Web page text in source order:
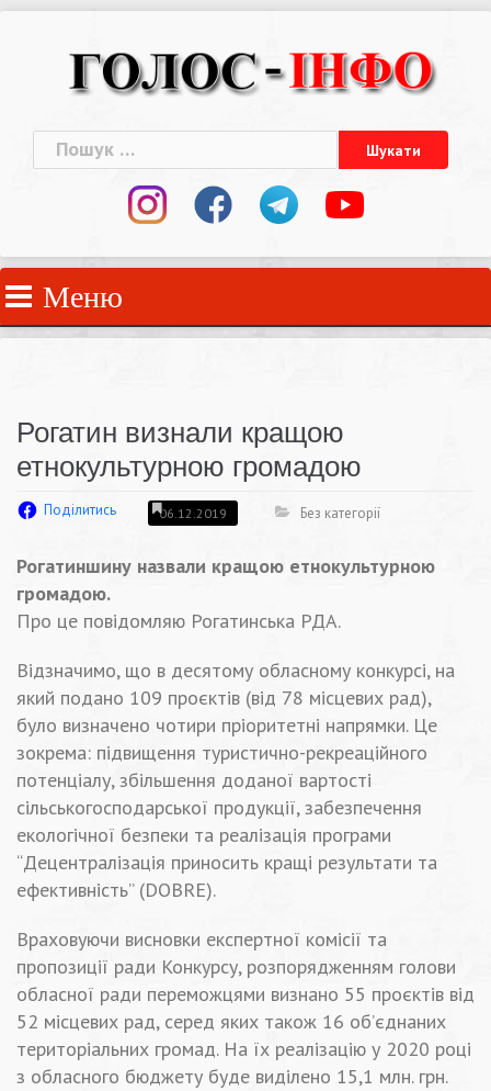
Пошук:
Меню
Рогатин визнали кращою
етнокультурною громадою
Поділитись 06.12.2019 Без категорії
Рогатиншину назвали кращою етнокультурною
громадою.
Про це повідомляю Рогатинська РДА.
Відзначимо, що в десятому обласному конкурсі, на
який подано 109 проєктів (від 78 місцевих рад),
було визначено чотири пріоритетні напрямки. Це
зокрема: підвищення туристично-рекреаційного
потенціалу, збільшення доданої вартості
сільськогосподарської продукції, забезпечення
екологічної безпеки та реалізація програми
“Децентралізація приносить кращі результати та
ефективність” (DOBRE).
Враховуючи висновки експертної комісії та
пропозиції ради Конкурсу, розпорядженням голови
обласної ради переможцями визнано 55 проєктів від
52 місцевих рад, серед яких також 16 об’єднаних
територіальних громад. На їх реалізацію у 2020 році
з обласного бюджету буде виділено 15,1 млн. грн.